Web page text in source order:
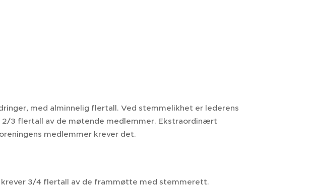
med alminnelig flertall. Ved stemmelikhet er lederens
3 flertall av de møtende medlemmer. Ekstraordinært
medlemmer krever det.
3/4 flertall av de frammøtte med stemmerett.